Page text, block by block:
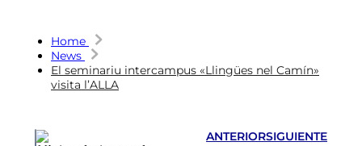
Home
News
El seminariu intercampus «Llingües nel Camín»
visita l’ALLA
ANTERIORSIGUIENTE